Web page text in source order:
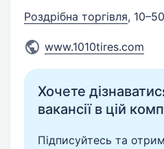
Роздрібна торгівля,
www.1010tires.com
Хочете
вакансії в цій
Підписуйтесь та